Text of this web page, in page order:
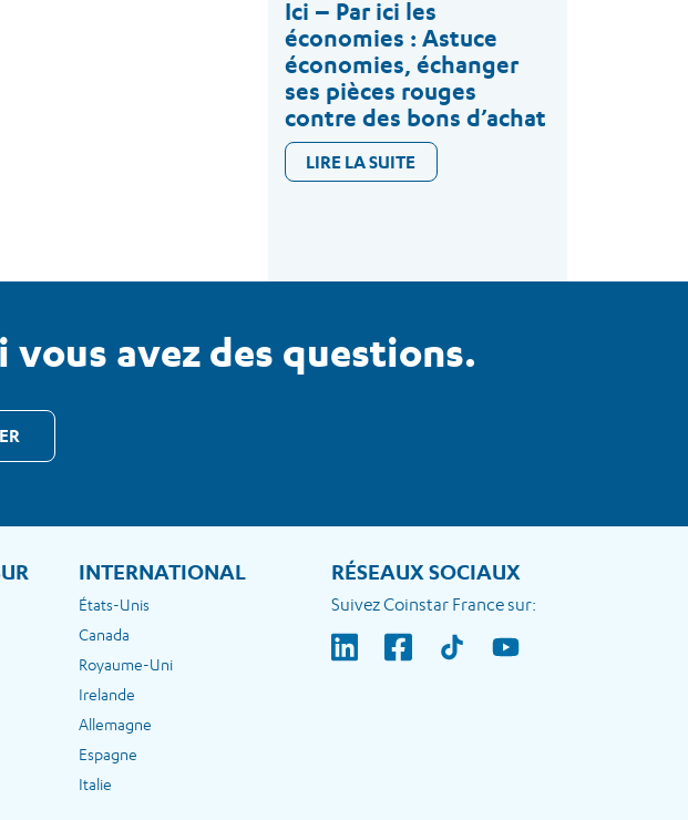
Ici – Par ici les
économies : Astuce
économies, échanger
ses pièces rouges
contre des bons d’achat
LIRE LA SUITE
vous avez des questions.
INTERNATIONAL
États-Unis
Canada
Royaume-Uni
Irelande
Allemagne
Espagne
Italie
RÉSEAUX SOCIAUX
Suivez Coinstar France sur: